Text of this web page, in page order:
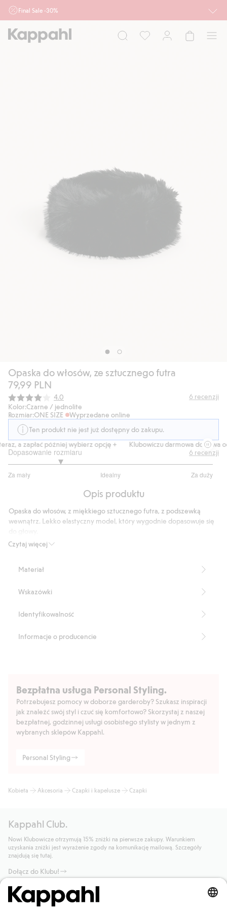
Final Sale -30%
działu outlet do 10.8 w sklepach Kappahl i Newbie oraz na kappahl.com. Ofert
nie łączymy
Opaska do włosów, ze sztucznego futra
79,99 PLN
Średnia ocena:
4.0 6 recenzji
Kolor:Czarne / jednolite
Rozmiar:ONE SIZE
Wyprzedane online
Ten produkt nie jest już dostępny do zakupu.
a zapłać później wybierz opcję +
Klubowiczu darmowa dostawa od
Dopasowanie rozmiaru
Za mały Idealny Za duży
na
4
głosów
6 recenzji
Opis produktu
Czytaj więcej
Opaska do włosów, z miękkiego sztucznego futra, z podszewką
wewnątrz. Lekko elastyczny model, który wygodnie dopasowuje się
Sztuczne futro
Produkt zawiera 100% poliestru z odzysku.
Recycled Polyester
Materiał
Wskazówki
Identyfikowalność
Informacje o producencie
Bezpłatna usługa Personal Styling.
Potrzebujesz pomocy w doborze garderoby? Szukasz inspiracji
jak znaleźć swój styl i czuć się komfortowo? Skorzystaj z naszej
bezpłatnej, godzinnej usługi osobistego stylisty w jednym z
wybranych sklepów Kappahl.
Personal Styling
Kobieta Akcesoria Czapki i kapelusze Czapki
Kappahl Club.
Nowi Klubowicze otrzymują 15% zniżki na pierwsze zakupy. Warunkiem
uzyskania zniżki jest wyrażenie zgody na komunikację mailową. Szczegóły
znajdują się tutaj.
Dołącz do Klubu!